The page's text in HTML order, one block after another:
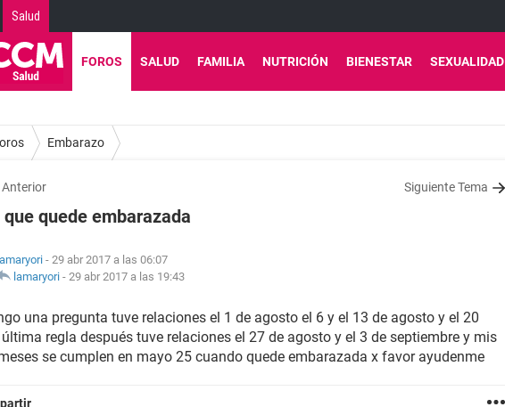
Salud
FOROS SALUD FAMILIA NUTRICIÓN BIENESTAR SEXUALIDAD
Embarazo
Anterior Siguiente Tema
que quede embarazada
lamaryori - 29 abr 2017 a las 06:07
lamaryori - 29 abr 2017 a las 19:43
una pregunta tuve relaciones el 1 de agosto el 6 y el 13 de agosto y el 20
regla después tuve relaciones el 27 de agosto y el 3 de septiembre y mis
se cumplen en mayo 25 cuando quede embarazada x favor ayudenme